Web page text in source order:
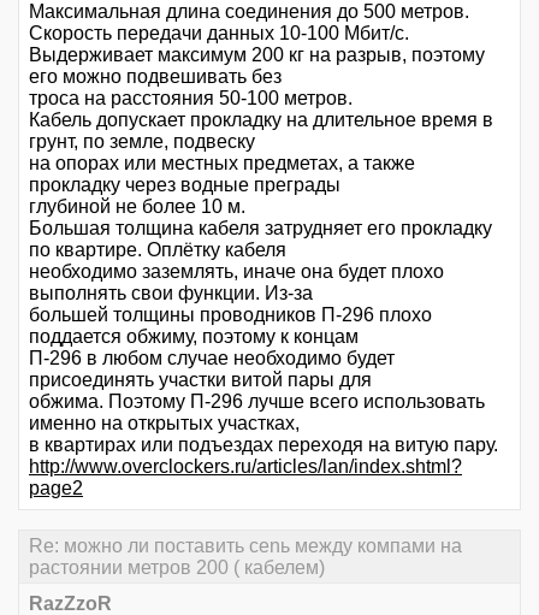
Максимальная длина соединения до 500 метров.
Скорость передачи данных 10-100 Мбит/с.
Выдерживает максимум 200 кг на разрыв, поэтому
его можно подвешивать без
троса на расстояния 50-100 метров.
Кабель допускает прокладку на длительное время в
грунт, по земле, подвеску
на опорах или местных предметах, а также
прокладку через водные преграды
глубиной не более 10 м.
Большая толщина кабеля затрудняет его прокладку
по квартире. Оплётку кабеля
необходимо заземлять, иначе она будет плохо
выполнять свои функции. Из-за
большей толщины проводников П-296 плохо
поддается обжиму, поэтому к концам
П-296 в любом случае необходимо будет
присоединять участки витой пары для
обжима. Поэтому П-296 лучше всего использовать
именно на открытых участках,
в квартирах или подъездах переходя на витую пару.
http://www.overclockers.ru/articles/lan/index.shtml?
page2
Re: можно ли поставить сеnь между компами на
растоянии метров 200 ( кабелем)
RazZzoR